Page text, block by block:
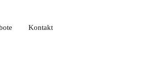
Kontakt